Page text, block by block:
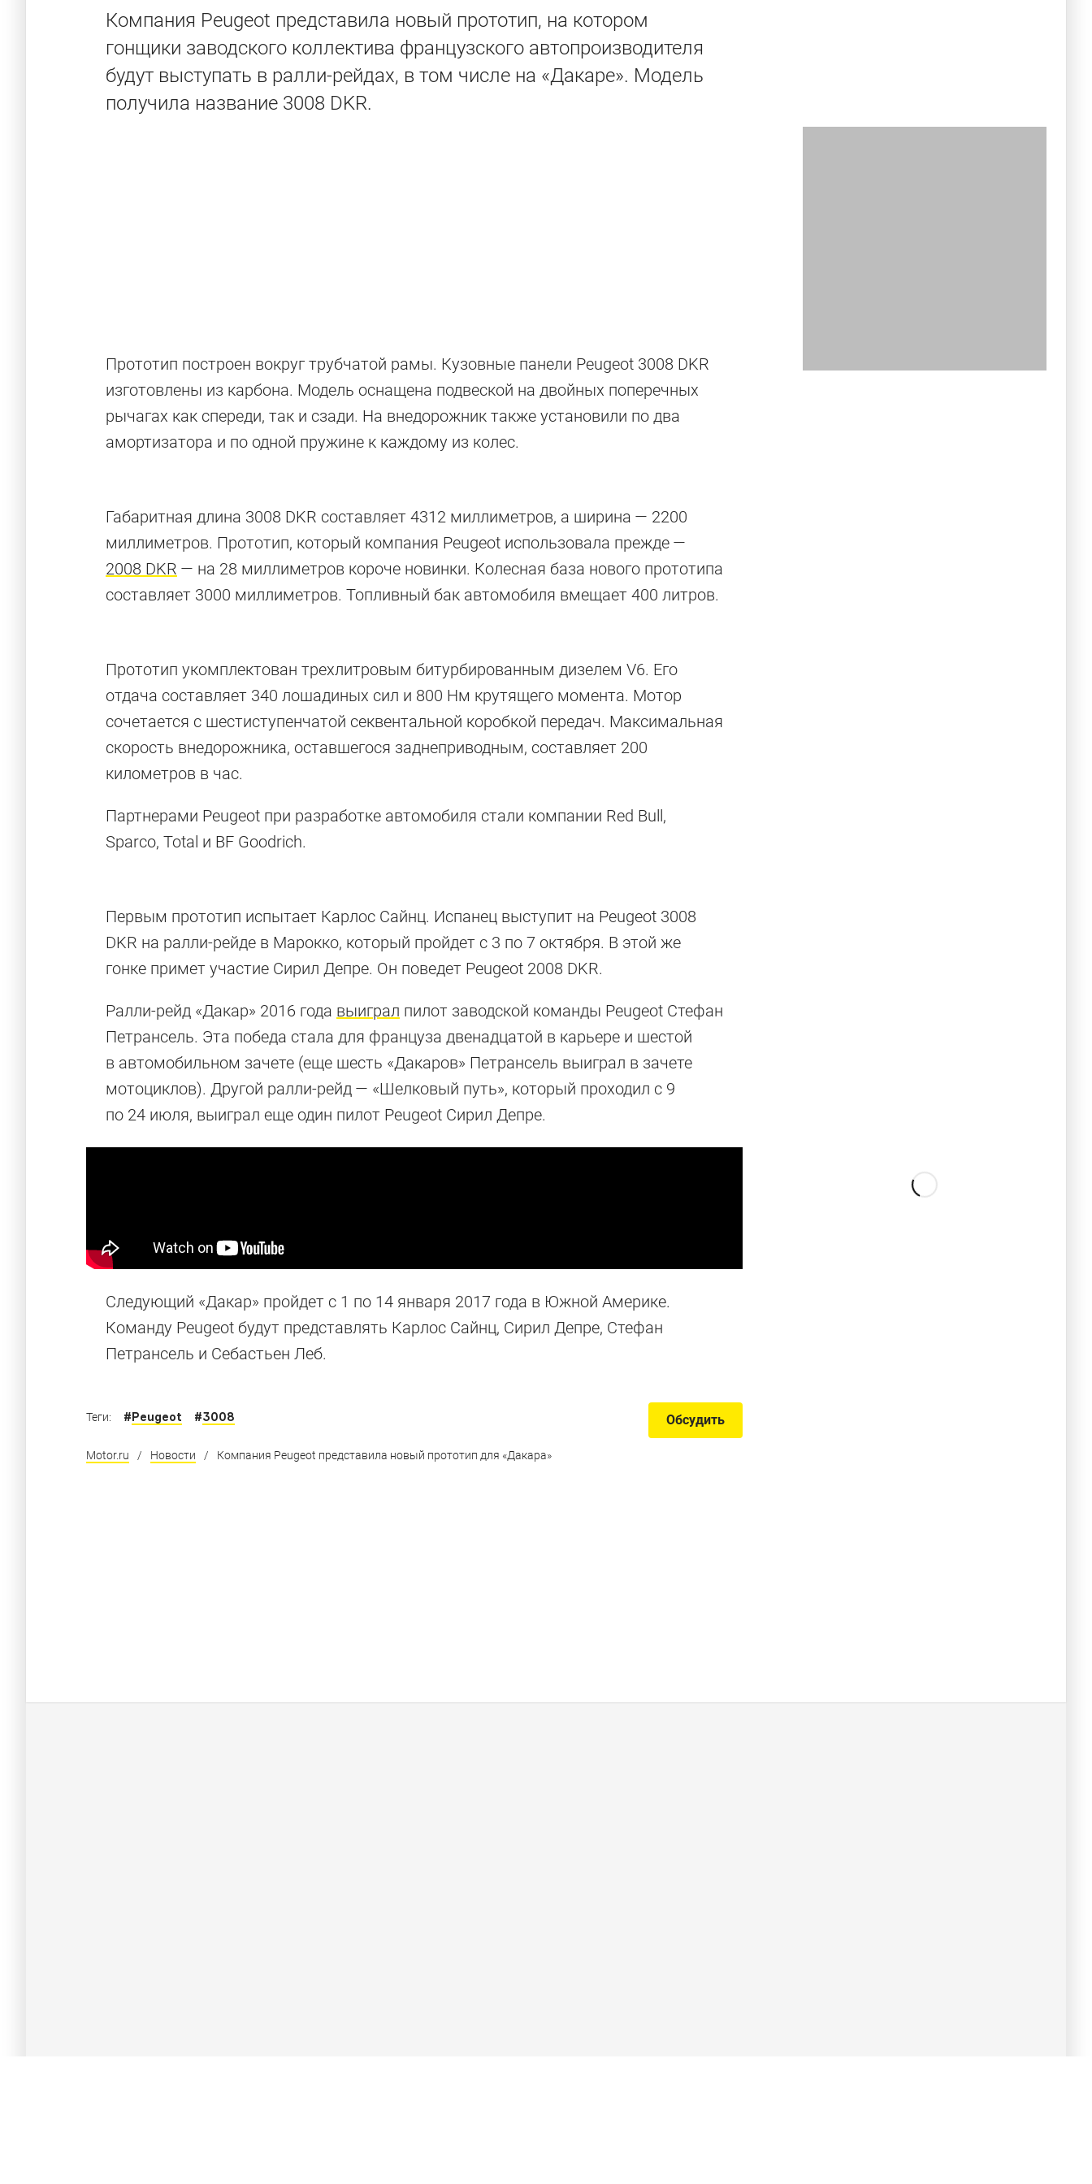
Компания Peugeot представила новый прототип, на котором
гонщики заводского коллектива французского автопроизводителя
будут выступать в ралли-рейдах, в том числе на «Дакаре». Модель
получила название 3008 DKR.
Прототип построен вокруг трубчатой рамы. Кузовные панели Peugeot 3008 DKR
изготовлены из карбона. Модель оснащена подвеской на двойных поперечных
рычагах как спереди, так и сзади. На внедорожник также установили по два
амортизатора и по одной пружине к каждому из колес.
Габаритная длина 3008 DKR составляет 4312 миллиметров, а ширина — 2200
миллиметров. Прототип, который компания Peugeot использовала прежде —
2008 DKR — на 28 миллиметров короче новинки. Колесная база нового прототипа
составляет 3000 миллиметров. Топливный бак автомобиля вмещает 400 литров.
Прототип укомплектован трехлитровым битурбированным дизелем V6. Его
отдача составляет 340 лошадиных сил и 800 Нм крутящего момента. Мотор
сочетается с шестиступенчатой секвентальной коробкой передач. Максимальная
скорость внедорожника, оставшегося заднеприводным, составляет 200
километров в час.
Партнерами Peugeot при разработке автомобиля стали компании Red Bull,
Sparco, Total и BF Goodrich.
Первым прототип испытает Карлос Сайнц. Испанец выступит на Peugeot 3008
DKR на ралли-рейде в Марокко, который пройдет с 3 по 7 октября. В этой же
гонке примет участие Сирил Депре. Он поведет Peugeot 2008 DKR.
Ралли-рейд «Дакар» 2016 года выиграл пилот заводской команды Peugeot Стефан
Петрансель. Эта победа стала для француза двенадцатой в карьере и шестой
в автомобильном зачете (еще шесть «Дакаров» Петрансель выиграл в зачете
мотоциклов). Другой ралли-рейд — «Шелковый путь», который проходил с 9
по 24 июля, выиграл еще один пилот Peugeot Сирил Депре.
Следующий «Дакар» пройдет с 1 по 14 января 2017 года в Южной Америке.
Команду Peugeot будут представлять Карлос Сайнц, Сирил Депре, Стефан
Петрансель и Себастьен Леб.
Обсудить
Теги: #Peugeot #3008
Motor.ru / Новости / Компания Peugeot представила новый прототип для «Дакара»